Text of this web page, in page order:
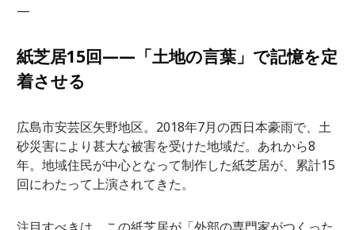
—
紙芝居15回——「土地の言葉」で記憶を定
着させる
広島市安芸区矢野地区。2018年7月の西日本豪雨で、土
砂災害により甚大な被害を受けた地域だ。あれから8
年。地域住民が中心となって制作した紙芝居が、累計15
回にわたって上演されてきた。